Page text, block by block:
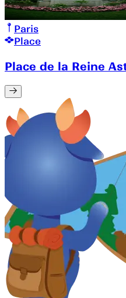
Paris
Place
Place de la Reine